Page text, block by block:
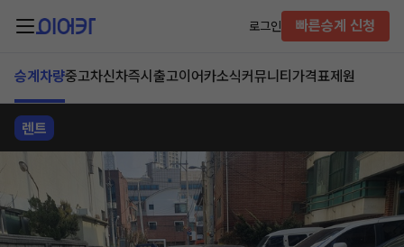
로그인 빠른승계 신청
승계차량중고차신차즉시출고이어카소식커뮤니티 가격표제원
렌트